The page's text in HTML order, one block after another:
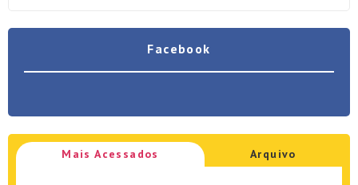
Facebook
Mais Acessados Arquivo